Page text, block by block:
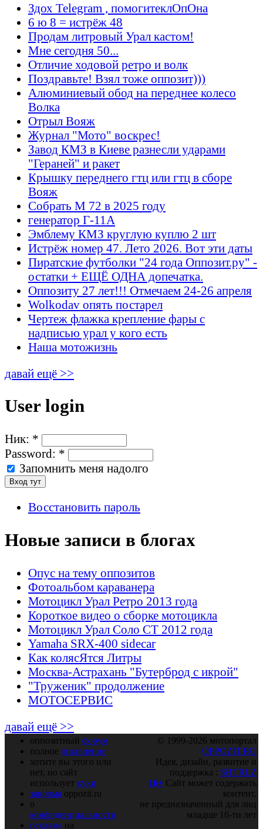
Здох Telegram , помогитеклОпОна
6 ю 8 = истрёж 48
Продам литровый Урал кастом!
Мне сегодня 50...
Отличие ходовой ретро и волк
Поздравьте! Взял тоже оппозит)))
Алюминиевый обод на переднее колесо
Волка
Отрыл Вояж
Журнал "Мото" воскрес!
Завод КМЗ в Киеве разнесли ударами
"Гераней" и ракет
Крышку переднего гтц или гтц в сборе
Вояж
Собрать М 72 в 2025 году
генератор Г-11А
Эмблему КМЗ круглую куплю 2 шт
Истрёж номер 47. Лето 2026. Вот эти даты
Пиратские футболки "24 года Оппозит.ру" -
остатки + ЕЩЁ ОДНА допечатка.
Оппозиту 27 лет!!! Отмечаем 24-26 апреля
Wolkodav опять постарел
Чертеж флажка крепление фары с
надписью урал у кого есть
Наша мотожизнь
давай ещё >>
User login
Ник: *
Password: *
Запомнить меня надолго
Восстановить пароль
Новые записи в блогах
Опус на тему оппозитов
Фотоальбом караванера
Мотоцикл Урал Ретро 2013 года
Короткое видео о сборке мотоцикла
Мотоцикл Урал Соло СТ 2012 года
Yamaha SRX-400 sidecar
Как колясЯтся Литры
Москва-Астрахань "Бутерброд с икрой"
"Труженик" продолжение
МОТОСЕРВИС
давай ещё >>
оппозитный форум
полное оглавление
хотите вы этого или
нет, но сайт
использует куки
закрома oppozit.ru
о
конфиденциальности
реклама на
© 1999-2026 мотопортал
OPPOZIT.RU
Идея, дизайн, развитие и
поддержка : SHTRLZ
16+ Сайт может содержать
контент,
не предназначенный для лиц
младше 16-ти лет